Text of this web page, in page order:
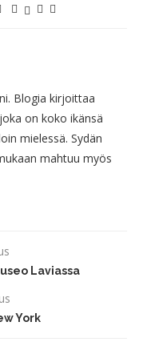
Blogia kirjoittaa
on koko ikänsä
mielessä. Sydän
mahtuu myös
Laviassa
York